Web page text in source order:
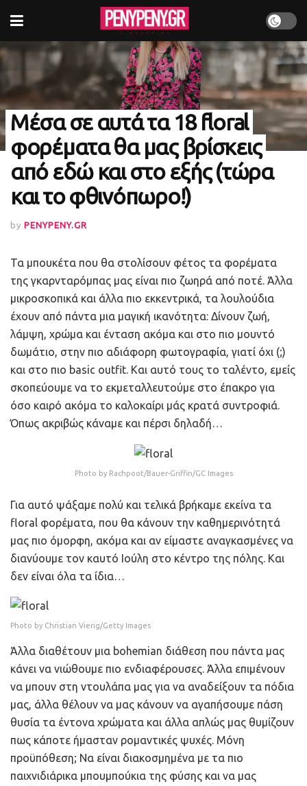
Μέσα σε αυτά τα 18 floral
φορέματα θα μας βρίσκεις
από εδώ και στο εξής (τώρα
και το φθινόπωρο!)
by PENYPENY.GR
Τα μπουκέτα που θα στολίσουν φέτος τα φορέματα
της γκαρνταρόμπας μας είναι πιο ζωηρά από ποτέ. Άλλα
μικροσκοπικά και άλλα πιο εκκεντρικά, τα λουλούδια
έχουν από πάντα μια μαγική ικανότητα: Δίνουν ζωή,
λάμψη, χρώμα και ένταση ακόμα και στο πιο μουντό
δωμάτιο, στην πιο αδιάφορη φωτογραφία, γιατί όχι (;)
και στο πιο basic outfit. Και αυτό τους το ταλέντο, εμείς
σκοπεύουμε να το εκμεταλλευτούμε στο έπακρο για
όσο καιρό ακόμα το καλοκαίρι μάς κρατά συντροφιά.
Όπως ακριβώς κάναμε και πέρσι δηλαδή…
Photo by Rachpoot/Bauer-Griffin/GC Images
Για αυτό ψάξαμε πολύ και τελικά βρήκαμε εκείνα τα
floral φορέματα, που θα κάνουν την καθημερινότητά
μας πιο όμορφη, ακόμα και αν είμαστε αναγκασμένες να
διανύουμε τον καυτό Ιούλη στο κέντρο της πόλης. Και
δεν είναι όλα τα ίδια…
Photo by Christian Vierig/Getty Images
Άλλα διαθέτουν μια bohemian διάθεση που πάντα μας
κάνει να νιώθουμε πιο ενδιαφέρουσες. Άλλα επιμένουν
να μπουν στη ντουλάπα μας για να αναδείξουν τα πόδια
μας, άλλα θέλουν να μας κάνουν να αγαπήσουμε πάση
θυσία τα έντονα χρώματα και άλλα απλώς μας θυμίζουν
πως κάποτε ήμασταν ρομαντικές ψυχές. Μόνη
προϋπόθεση; Να είναι διακοσμημένα με τα πιο
παιχνιδιάρικα μπουμπούκια της φύσης και να μας